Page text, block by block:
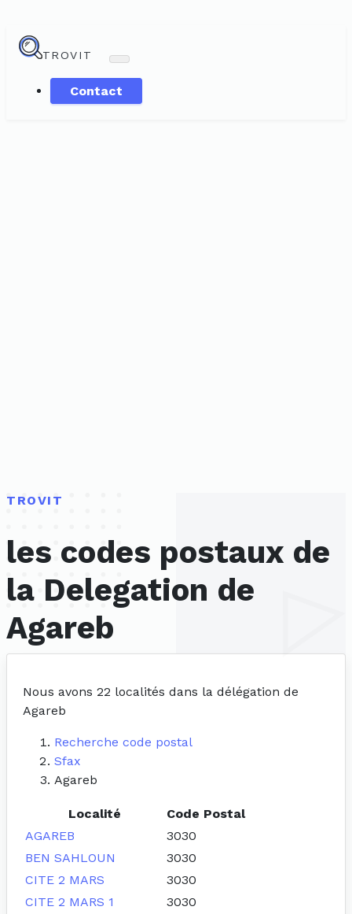
TROVIT
Contact
TROVIT
les codes postaux de
la Delegation de
Agareb
Nous avons 22 localités dans la délégation de
Agareb
Recherche code postal
Sfax
Agareb
Localité
Code Postal
AGAREB
3030
BEN SAHLOUN
3030
CITE 2 MARS
3030
CITE 2 MARS 1
3030